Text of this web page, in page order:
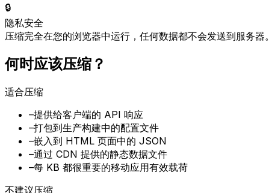
🔒
隐私安全
压缩完全在您的浏览器中运行，任何数据都不会发送到服务器。
何时应该压缩？
适合压缩
–提供给客户端的 API 响应
–打包到生产构建中的配置文件
–嵌入到 HTML 页面中的 JSON
–通过 CDN 提供的静态数据文件
–每 KB 都很重要的移动应用有效载荷
不建议压缩